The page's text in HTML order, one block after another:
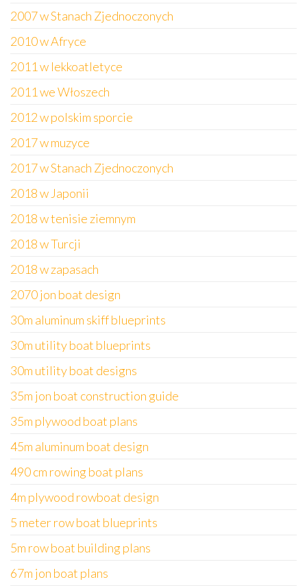
2007 w Stanach Zjednoczonych
2010 w Afryce
2011 w lekkoatletyce
2011 we Włoszech
2012 w polskim sporcie
2017 w muzyce
2017 w Stanach Zjednoczonych
2018 w Japonii
2018 w tenisie ziemnym
2018 w Turcji
2018 w zapasach
2070 jon boat design
30m aluminum skiff blueprints
30m utility boat blueprints
30m utility boat designs
35m jon boat construction guide
35m plywood boat plans
45m aluminum boat design
490 cm rowing boat plans
4m plywood rowboat design
5 meter row boat blueprints
5m row boat building plans
67m jon boat plans